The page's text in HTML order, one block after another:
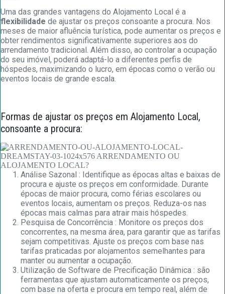
Uma das grandes vantagens do Alojamento Local é a
flexibilidade de ajustar os preços consoante a procura. Nos
meses de maior afluência turística, pode aumentar os preços e
obter rendimentos significativamente superiores aos do
arrendamento tradicional. Além disso, ao controlar a ocupação
do seu imóvel, poderá adaptá-lo a diferentes perfis de
hóspedes, maximizando o lucro, em épocas como o verão ou
eventos locais de grande escala.
Formas de ajustar os preços em Alojamento Local,
consoante a procura:
Análise Sazonal : Identifique as épocas altas e baixas de
procura e ajuste os preços em conformidade. Durante
épocas de maior procura, como férias escolares ou
eventos locais, aumentam os preços. Reduza-os nas
épocas mais calmas para atrair mais hóspedes.
Pesquisa de Concorrência : Monitore os preços dos
concorrentes, na mesma área, para garantir que as tarifas
sejam competitivas. Ajuste os preços com base nas
tarifas praticadas por alojamentos semelhantes para
manter ou aumentar a ocupação.
Utilização de Software de Precificação Dinâmica : são
ferramentas que ajustam automaticamente os preços,
com base na oferta e procura em tempo real, além de